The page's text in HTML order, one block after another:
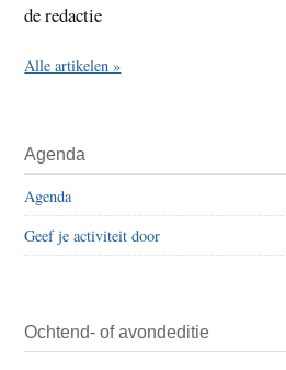
de redactie
Alle artikelen »
Agenda
Agenda
Geef je activiteit door
Ochtend- of avondeditie